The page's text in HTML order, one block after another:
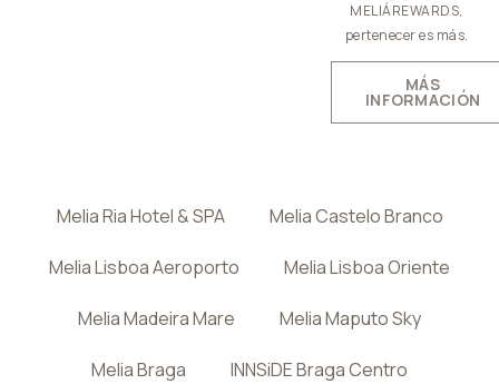
MELIÁREWARDS,
pertenecer es más.
MÁS
INFORMACIÓN
Melia Ria Hotel & SPA Melia Castelo Branco
Melia Lisboa Aeroporto Melia Lisboa Oriente
Melia Madeira Mare Melia Maputo Sky
Melia Braga INNSiDE Braga Centro